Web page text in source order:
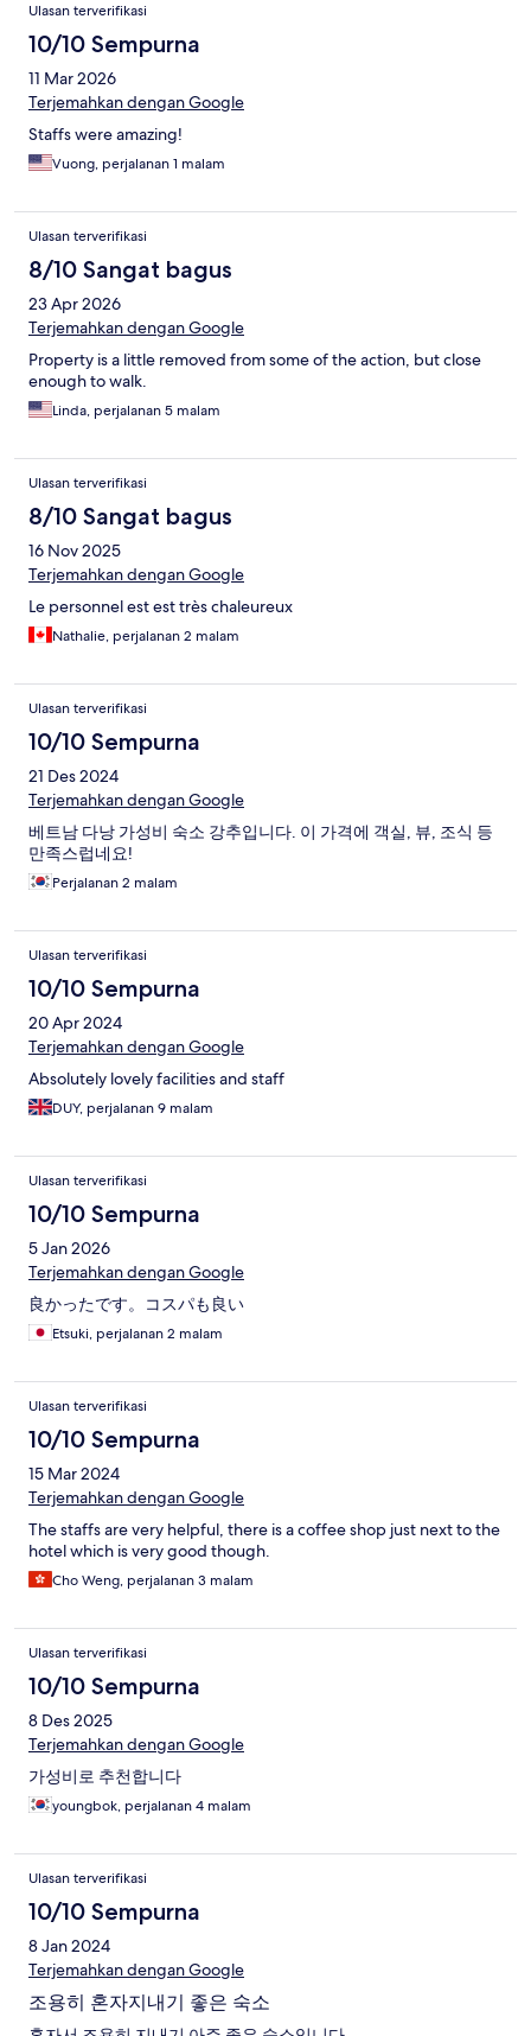
Ulasan terverifikasi
10/10 Sempurna
11 Mar 2026
Terjemahkan dengan Google
Staffs were amazing!
Vuong, perjalanan 1 malam
Ulasan terverifikasi
8/10 Sangat bagus
23 Apr 2026
Terjemahkan dengan Google
Property is a little removed from some of the action, but close
enough to walk.
Linda, perjalanan 5 malam
Ulasan terverifikasi
8/10 Sangat bagus
16 Nov 2025
Terjemahkan dengan Google
Le personnel est est très chaleureux
Nathalie, perjalanan 2 malam
Ulasan terverifikasi
10/10 Sempurna
21 Des 2024
Terjemahkan dengan Google
베트남 다낭 가성비 숙소 강추입니다. 이 가격에 객실, 뷰, 조식 등
만족스럽네요!
Perjalanan 2 malam
Ulasan terverifikasi
10/10 Sempurna
20 Apr 2024
Terjemahkan dengan Google
Absolutely lovely facilities and staff
DUY, perjalanan 9 malam
Ulasan terverifikasi
10/10 Sempurna
5 Jan 2026
Terjemahkan dengan Google
良かったです。コスパも良い
Etsuki, perjalanan 2 malam
Ulasan terverifikasi
10/10 Sempurna
15 Mar 2024
Terjemahkan dengan Google
The staffs are very helpful, there is a coffee shop just next to the
hotel which is very good though.
Cho Weng, perjalanan 3 malam
Ulasan terverifikasi
10/10 Sempurna
8 Des 2025
Terjemahkan dengan Google
가성비로 추천합니다
youngbok, perjalanan 4 malam
Ulasan terverifikasi
10/10 Sempurna
8 Jan 2024
Terjemahkan dengan Google
조용히 혼자지내기 좋은 숙소